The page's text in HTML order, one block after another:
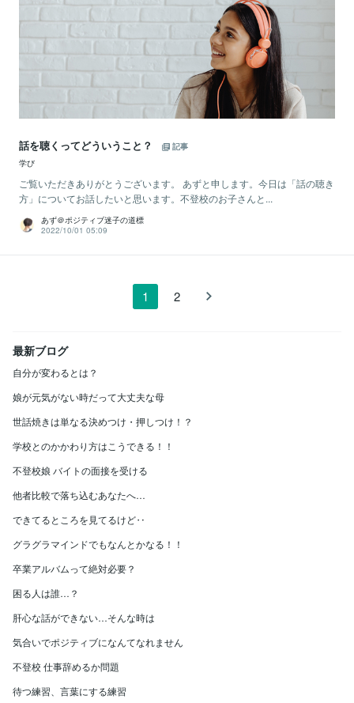
話を聴くってどういうこと？
記事
学び
ご覧いただきありがとうございます。 あずと申します。今日は「話の聴き
方」についてお話したいと思います。不登校のお子さんと...
あず＠ポジティブ迷子の道標
2022/10/01 05:09
1 2
最新ブログ
自分が変わるとは？
娘が元気がない時だって大丈夫な母
世話焼きは単なる決めつけ・押しつけ！？
学校とのかかわり方はこうできる！！
不登校娘 バイトの面接を受ける
他者比較で落ち込むあなたへ…
できてるところを見てるけど‥
グラグラマインドでもなんとかなる！！
卒業アルバムって絶対必要？
困る人は誰…？
肝心な話ができない…そんな時は
気合いでポジティブになんてなれません
不登校 仕事辞めるか問題
待つ練習、言葉にする練習